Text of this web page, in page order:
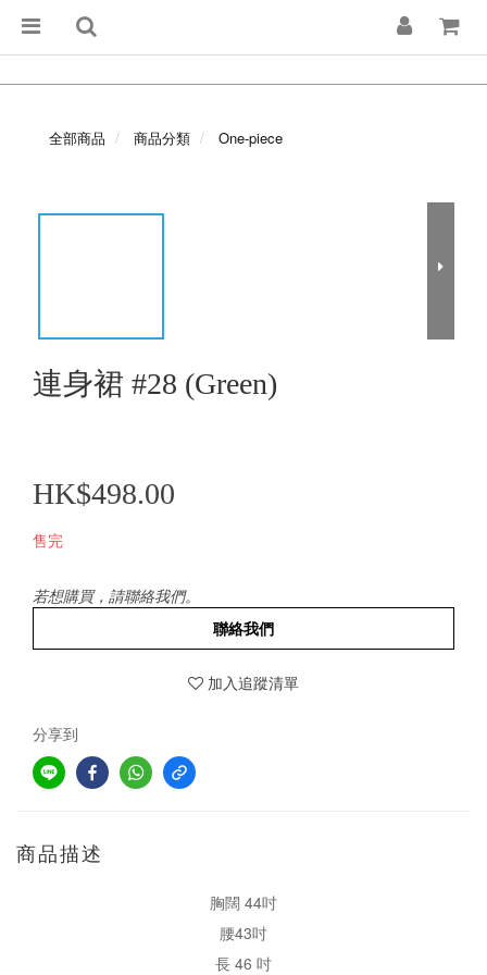
全部商品 商品分類 One-piece
連身裙 #28 (Green)
HK$498.00
售完
若想購買，請聯絡我們。
聯絡我們
加入追蹤清單
分享到
商品描述
胸闊 44吋
腰43吋
長 46 吋